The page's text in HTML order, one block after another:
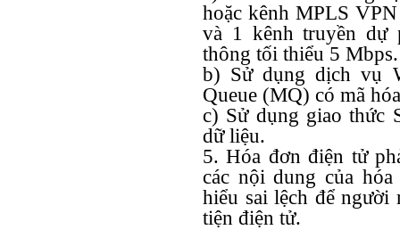
hoặc kênh MPLS
và 1 kênh truyền dự
thông tối thiểu 5 Mbps.
b) Sử dụng dịch vụ
Queue (MQ) có mã
c) Sử dụng giao thức
dữ liệu.
5. Hóa đơn điện tử
các nội dung của
hiểu sai lệch để người
tiện điện tử.